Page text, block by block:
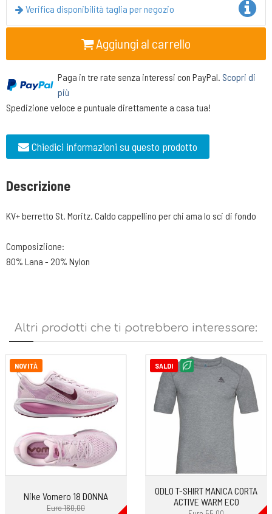
Verifica disponibilità taglia per negozio
Aggiungi al carrello
Paga in tre rate senza interessi con PayPal. Scopri di
più
Spedizione veloce e puntuale direttamente a casa tua!
Chiedici informazioni su questo prodotto
Descrizione
KV+ berretto St. Moritz. Caldo cappellino per chi ama lo sci di fondo
Composiziione:
80% Lana - 20% Nylon
Altri prodotti che ti potrebbero interessare:
NOVITÀ
Nike Vomero 18 DONNA
Euro 160,00
SALDI
ODLO T-SHIRT MANICA CORTA
ACTIVE WARM ECO